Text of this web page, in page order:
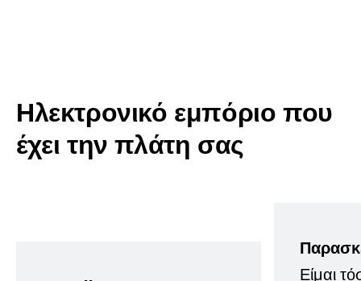
Ηλεκτρονικό εμπόριο που
έχει την πλάτη σας
Είμαι